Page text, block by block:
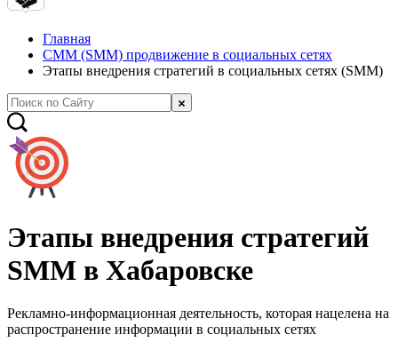
Главная
СММ (SMM) продвижение в социальных сетях
Этапы внедрения стратегий в социальных сетях (SMM)
Этапы внедрения стратегий
SMM в Хабаровске
Рекламно-информационная деятельность, которая нацелена на
распространение информации в социальных сетях